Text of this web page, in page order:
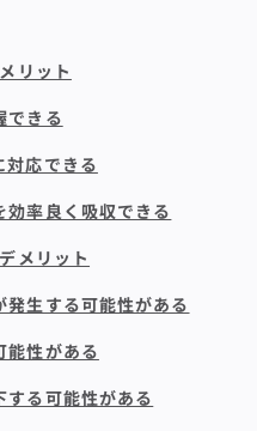
リット
できる
対応できる
率良く吸収できる
メリット
生する可能性がある
能性がある
する可能性がある